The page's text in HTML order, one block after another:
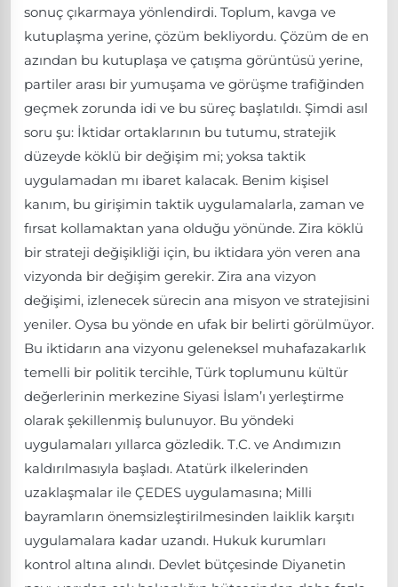
sonuç çıkarmaya yönlendirdi. Toplum, kavga ve
kutuplaşma yerine, çözüm bekliyordu. Çözüm de en
azından bu kutuplaşa ve çatışma görüntüsü yerine,
partiler arası bir yumuşama ve görüşme trafiğinden
geçmek zorunda idi ve bu süreç başlatıldı. Şimdi asıl
soru şu: İktidar ortaklarının bu tutumu, stratejik
düzeyde köklü bir değişim mi; yoksa taktik
uygulamadan mı ibaret kalacak. Benim kişisel
kanım, bu girişimin taktik uygulamalarla, zaman ve
fırsat kollamaktan yana olduğu yönünde. Zira köklü
bir strateji değişikliği için, bu iktidara yön veren ana
vizyonda bir değişim gerekir. Zira ana vizyon
değişimi, izlenecek sürecin ana misyon ve stratejisini
yeniler. Oysa bu yönde en ufak bir belirti görülmüyor.
Bu iktidarın ana vizyonu geleneksel muhafazakarlık
temelli bir politik tercihle, Türk toplumunu kültür
değerlerinin merkezine Siyasi İslam’ı yerleştirme
olarak şekillenmiş bulunuyor. Bu yöndeki
uygulamaları yıllarca gözledik. T.C. ve Andımızın
kaldırılmasıyla başladı. Atatürk ilkelerinden
uzaklaşmalar ile ÇEDES uygulamasına; Milli
bayramların önemsizleştirilmesinden laiklik karşıtı
uygulamalara kadar uzandı. Hukuk kurumları
kontrol altına alındı. Devlet bütçesinde Diyanetin